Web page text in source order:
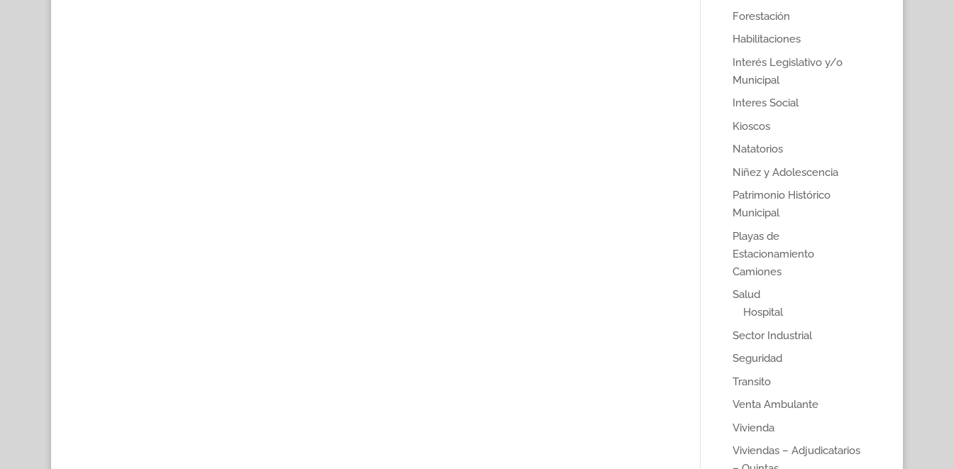
Forestación
Habilitaciones
Interés Legislativo y/o
Municipal
Interes Social
Kioscos
Natatorios
Niñez y Adolescencia
Patrimonio Histórico
Municipal
Playas de
Estacionamiento
Camiones
Salud
Hospital
Sector Industrial
Seguridad
Transito
Venta Ambulante
Vivienda
Viviendas – Adjudicatarios